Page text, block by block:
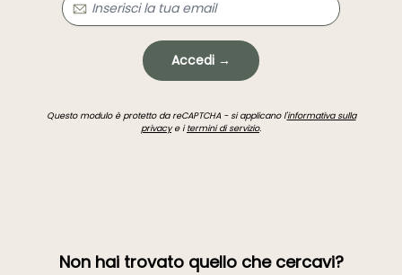
Accedi →
Questo modulo è protetto da reCAPTCHA - si applicano l'informativa sulla
privacye itermini di servizio.
Non hai trovato quello che cercavi?